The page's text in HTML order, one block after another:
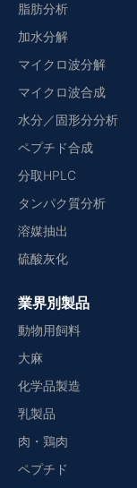
脂肪分析
加水分解
マイクロ波分解
マイクロ波合成
水分／固形分分析
ペプチド合成
分取HPLC
タンパク質分析
溶媒抽出
硫酸灰化
業界別製品
動物用飼料
大麻
化学品製造
乳製品
肉・鶏肉
ペプチド